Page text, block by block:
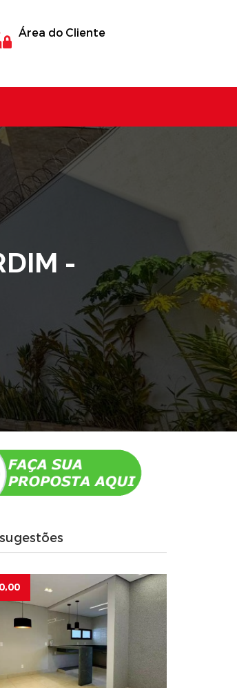
Área do Cliente
-